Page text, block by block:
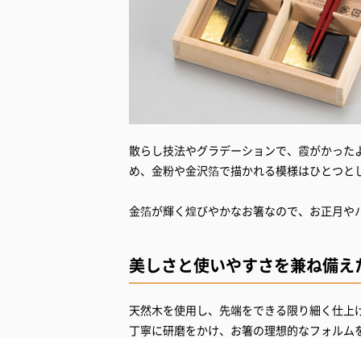
散らし技法やグラデーションで、霞がかっ
め、金粉や金沢箔で描かれる模様はひとつと
美しさと使いやすさを兼ね備え
天然木を使用し、先端をできる限り細く仕
丁寧に研磨をかけ、お箸の理想的なフォル